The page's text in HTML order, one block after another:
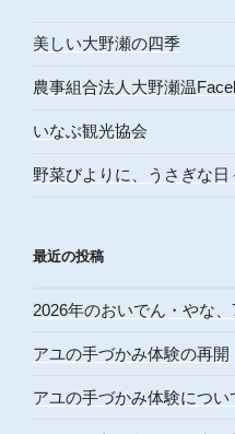
美しい大野瀬の四季
農事組合法人大野瀬温
いなぶ観光協会
野菜びよりに、うさぎな日
最近の投稿
2026年のおいでん・やな
アユの手づかみ体験の再開
アユの手づかみ体験につい